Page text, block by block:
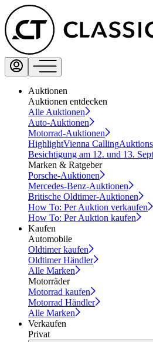
Auktionen
Auktionen entdecken
Alle Auktionen
Auto-Auktionen
Motorrad-Auktionen
HighlightVienna Calling
Besichtigung am 12. und 13.
Marken & Ratgeber
Porsche-Auktionen
Mercedes-Benz-Auktionen
Britische Oldtimer-Auktionen
How To: Per Auktion verkaufen
How To: Per Auktion kaufen
Kaufen
Automobile
Oldtimer kaufen
Oldtimer Händler
Alle Marken
Motorräder
Motorrad kaufen
Motorrad Händler
Alle Marken
Verkaufen
Privat